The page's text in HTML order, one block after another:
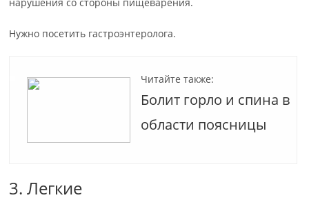
Нужно посетить гастроэнтеролога.
Читайте также:
Болит горло и спина в
области поясницы
3. Легкие